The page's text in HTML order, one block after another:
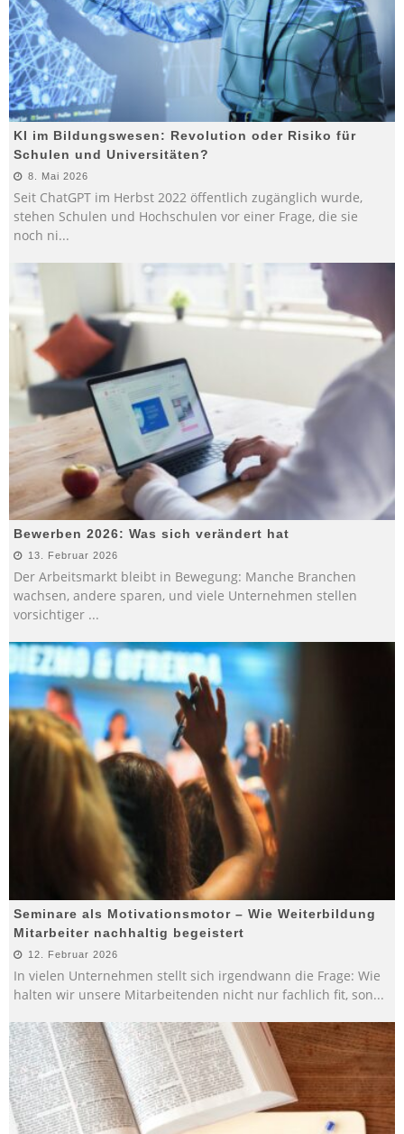
KI im Bildungswesen: Revolution oder Risiko für
Schulen und Universitäten?
8. Mai 2026
Seit ChatGPT im Herbst 2022 öffentlich zugänglich wurde,
stehen Schulen und Hochschulen vor einer Frage, die sie
noch ni...
Bewerben 2026: Was sich verändert hat
13. Februar 2026
Der Arbeitsmarkt bleibt in Bewegung: Manche Branchen
wachsen, andere sparen, und viele Unternehmen stellen
vorsichtiger ...
Seminare als Motivationsmotor – Wie Weiterbildung
Mitarbeiter nachhaltig begeistert
12. Februar 2026
In vielen Unternehmen stellt sich irgendwann die Frage: Wie
halten wir unsere Mitarbeitenden nicht nur fachlich fit, son...